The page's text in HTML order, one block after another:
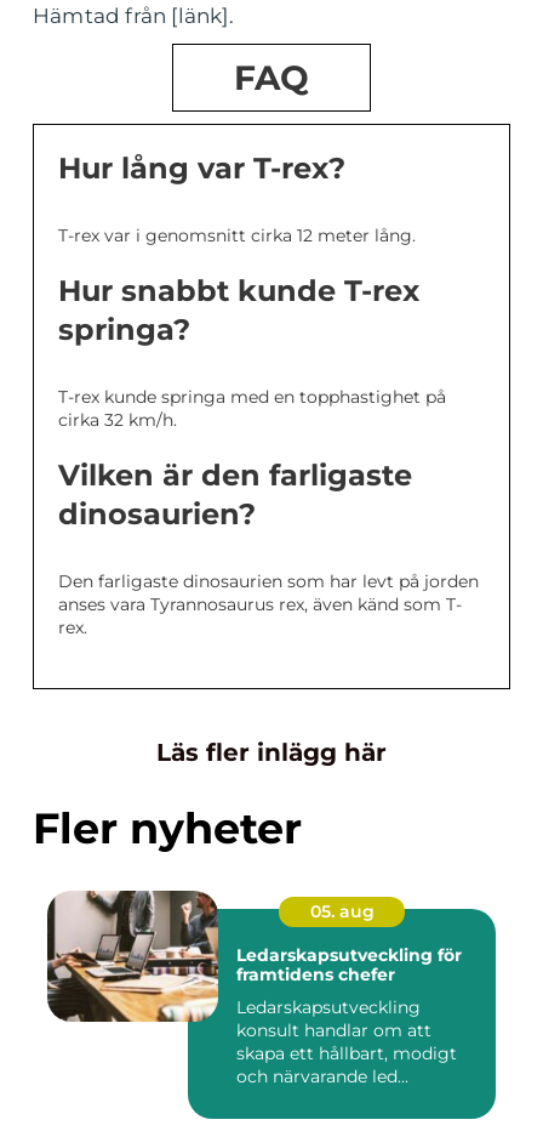
Hämtad från [länk].
FAQ
Hur lång var T-rex?
T-rex var i genomsnitt cirka 12 meter lång.
Hur snabbt kunde T-rex
springa?
T-rex kunde springa med en topphastighet på
cirka 32 km/h.
Vilken är den farligaste
dinosaurien?
Den farligaste dinosaurien som har levt på jorden
anses vara Tyrannosaurus rex, även känd som T-
rex.
Läs fler inlägg här
Fler nyheter
05. aug
Ledarskapsutveckling för
framtidens chefer
Ledarskapsutveckling
konsult handlar om att
skapa ett hållbart, modigt
och närvarande led...